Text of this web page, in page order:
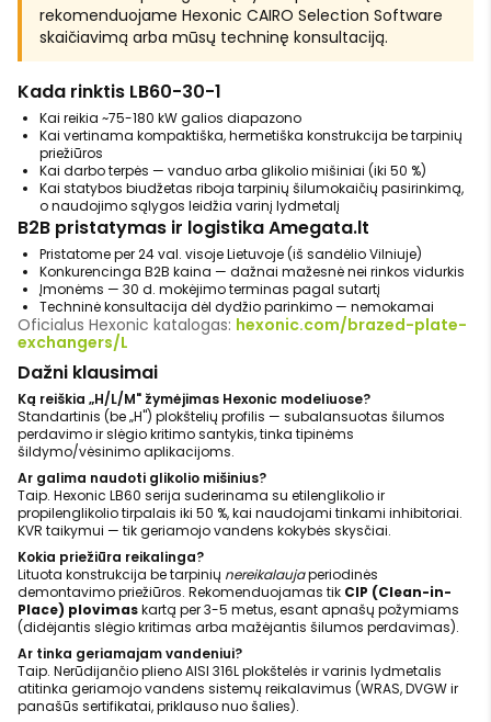
rekomenduojame Hexonic CAIRO Selection Software
skaičiavimą arba mūsų techninę konsultaciją.
Kada rinktis LB60-30-1
Kai reikia ~75-180 kW galios diapazono
Kai vertinama kompaktiška, hermetiška konstrukcija be tarpinių
priežiūros
Kai darbo terpės — vanduo arba glikolio mišiniai (iki 50 %)
Kai statybos biudžetas riboja tarpinių šilumokaičių pasirinkimą,
o naudojimo sąlygos leidžia varinį lydmetalį
B2B pristatymas ir logistika Amegata.lt
Pristatome per 24 val. visoje Lietuvoje (iš sandėlio Vilniuje)
Konkurencinga B2B kaina — dažnai mažesnė nei rinkos vidurkis
Įmonėms — 30 d. mokėjimo terminas pagal sutartį
Techninė konsultacija dėl dydžio parinkimo — nemokamai
Oficialus Hexonic katalogas: hexonic.com/brazed-plate-
exchangers/L
Dažni klausimai
Ką reiškia „H/L/M" žymėjimas Hexonic modeliuose?
Standartinis (be „H") plokštelių profilis — subalansuotas šilumos
perdavimo ir slėgio kritimo santykis, tinka tipinėms
šildymo/vėsinimo aplikacijoms.
Ar galima naudoti glikolio mišinius?
Taip. Hexonic LB60 serija suderinama su etilenglikolio ir
propilenglikolio tirpalais iki 50 %, kai naudojami tinkami inhibitoriai.
KVR taikymui — tik geriamojo vandens kokybės skysčiai.
Kokia priežiūra reikalinga?
Lituota konstrukcija be tarpinių nereikalaujaperiodinės
demontavimo priežiūros. Rekomenduojamas tik CIP (Clean-in-
Place) plovimaskartą per 3-5 metus, esant apnašų požymiams
(didėjantis slėgio kritimas arba mažėjantis šilumos perdavimas).
Ar tinka geriamajam vandeniui?
Taip. Nerūdijančio plieno AISI 316L plokštelės ir varinis lydmetalis
atitinka geriamojo vandens sistemų reikalavimus (WRAS, DVGW ir
panašūs sertifikatai, priklauso nuo šalies).